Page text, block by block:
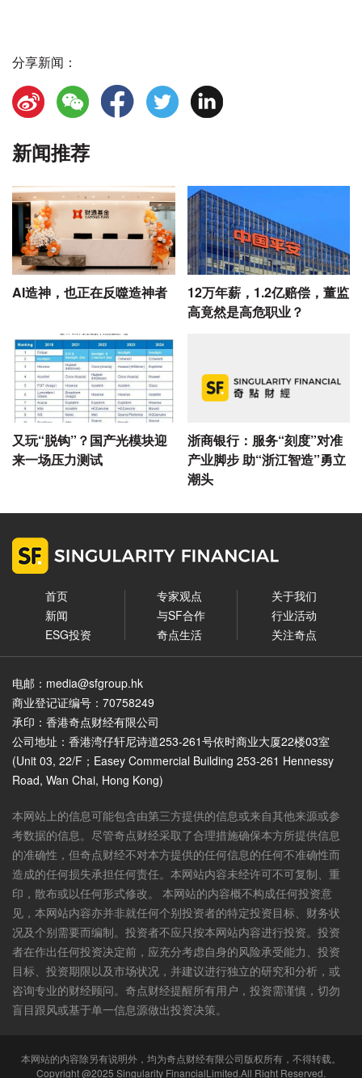
分享新闻：
新闻推荐
AI造神，也正在反噬造神者
12万年薪，1.2亿赔偿，董监
高竟然是高危职业？
又玩“脱钩”？国产光模块迎
来一场压力测试
浙商银行：服务“刻度”对准
产业脚步 助“浙江智造”勇立
潮头
首页
新闻
ESG投资
专家观点
与SF合作
奇点生活
关于我们
行业活动
关注奇点
电邮：media@sfgroup.hk
商业登记证编号：70758249
承印：香港奇点财经有限公司
公司地址：香港湾仔轩尼诗道253-261号依时商业大厦22楼03室
(Unit 03, 22/F；Easey Commercial Building 253-261 Hennessy
Road, Wan Chai, Hong Kong)
本网站上的信息可能包含由第三方提供的信息或来自其他来源或参
考数据的信息。尽管奇点财经采取了合理措施确保本方所提供信息
的准确性，但奇点财经不对本方提供的任何信息的任何不准确性而
造成的任何损失承担任何责任。本网站内容未经许可不可复制、重
印，散布或以任何形式修改。 本网站的内容概不构成任何投资意
见，本网站内容亦并非就任何个别投资者的特定投资目标、财务状
况及个别需要而编制。投资者不应只按本网站内容进行投资。投资
者在作出任何投资决定前，应充分考虑自身的风险承受能力、投资
目标、投资期限以及市场状况，并建议进行独立的研究和分析，或
咨询专业的财经顾问。奇点财经提醒所有用户，投资需谨慎，切勿
盲目跟风或基于单一信息源做出投资决策。
本网站的内容除另有说明外，均为奇点财经有限公司版权所有，不得转载。
Copyright @2025 Singularity FinancialLimited.All Right Reserved.